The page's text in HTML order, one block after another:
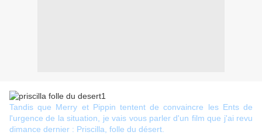
Tandis que Merry et Pippin tentent de convaincre les Ents de
l'urgence de la situation, je vais vous parler d'un film que j'ai revu
dimance dernier : Priscilla, folle du désert.